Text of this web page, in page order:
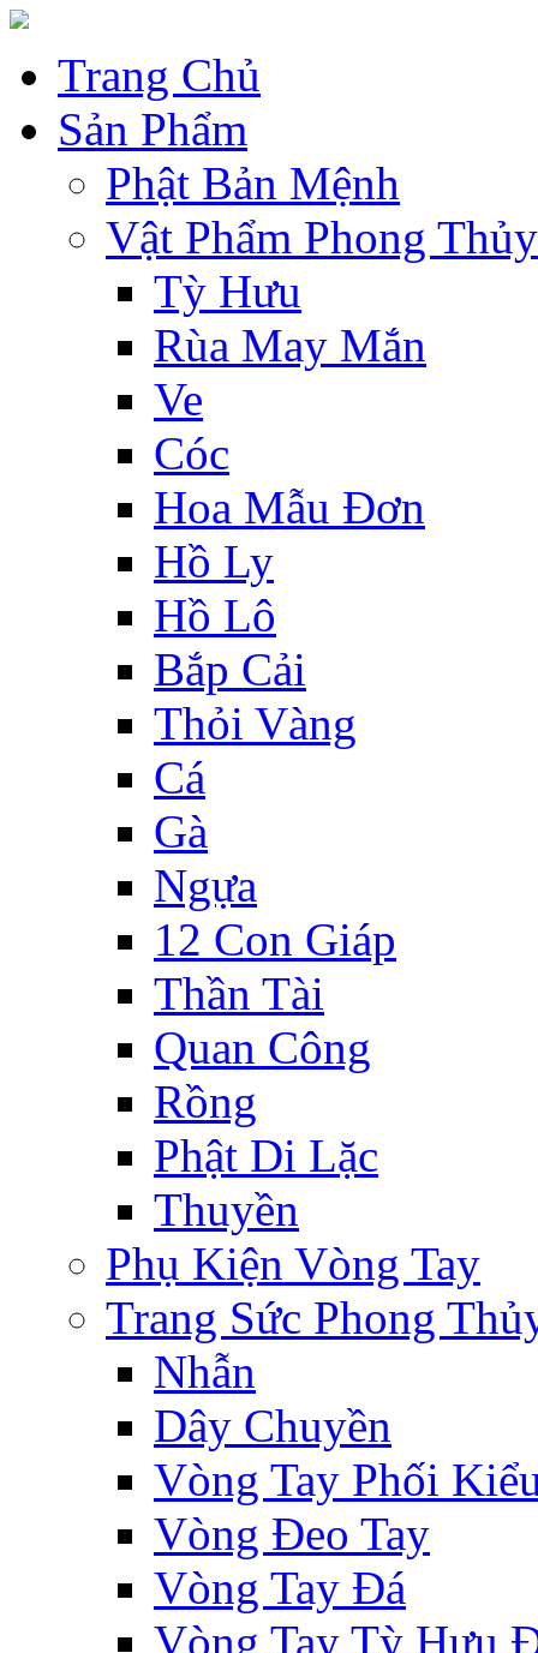
Trang Chủ
Sản Phẩm
Phật Bản Mệnh
Vật Phẩm Phong Thủy
Tỳ Hưu
Rùa May Mắn
Ve
Cóc
Hoa Mẫu Đơn
Hồ Ly
Hồ Lô
Bắp Cải
Thỏi Vàng
Cá
Gà
Ngựa
12 Con Giáp
Thần Tài
Quan Công
Rồng
Phật Di Lặc
Thuyền
Phụ Kiện Vòng Tay
Trang Sức Phong
Nhẫn
Dây Chuyền
Vòng Tay Phối
Vòng Đeo Tay
Vòng Tay Đá
Vòng Tay Tỳ Hưu